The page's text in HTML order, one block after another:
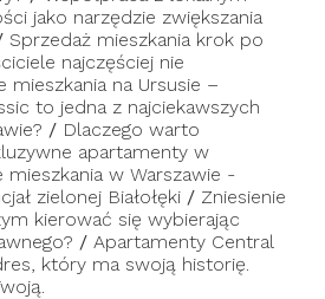
jako narzędzie zwiększania
Sprzedaż mieszkania krok po
najczęściej nie
mieszkania na Ursusie –
to jedna z najciekawszych
/ Dlaczego warto
apartamenty w
mieszkania w Warszawie -
zielonej Białołęki / Zniesienie
kierować się wybierając
/ Apartamenty Central
który ma swoją historię.